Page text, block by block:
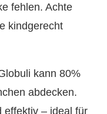
fehlen. Achte
kindgerecht
kann 80%
abdecken.
effektiv – ideal für